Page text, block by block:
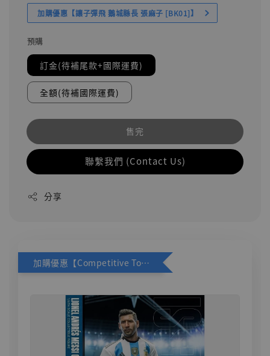
加購優惠【讓子彈飛 鵝城縣長 張麻子 [BK01]】
預購
訂金(待補尾款+國際運費)
全額(待補國際運費)
售完
聯繫我們 (Contact Us)
分享
加購優惠【Competitive Toys 梅西 [CM001]】